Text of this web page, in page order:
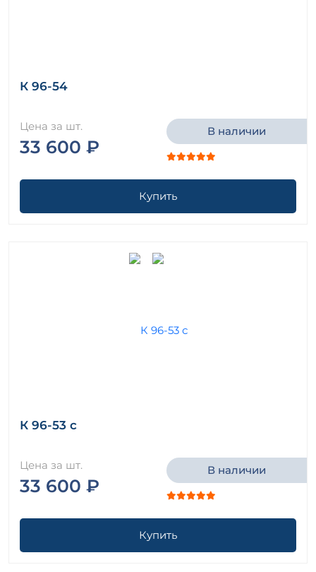
К 96-54
Цена за шт.
33 600 ₽
В наличии
Купить
К 96-53 с
Цена за шт.
33 600 ₽
В наличии
Купить